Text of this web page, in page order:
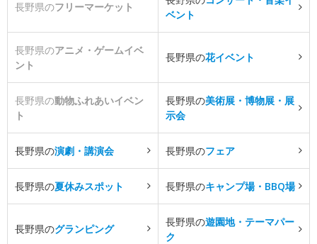
長野県のフリーマーケット
ベント
長野県のアニメ・ゲームイベ
ント
長野県の花イベント
長野県の動物ふれあいイベン
ト
長野県の美術展・博物展・展
示会
長野県の演劇・講演会 長野県のフェア
長野県の夏休みスポット 長野県のキャンプ場・BBQ場
長野県のグランピング
長野県の遊園地・テーマパー
ク